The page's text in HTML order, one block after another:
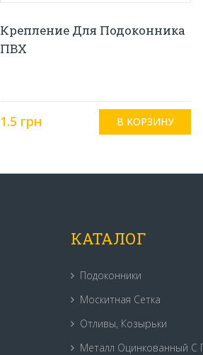
Крепление Для Подоконника
ПВХ
1.5 грн
КАТАЛОГ
Подоконники
Москитная Сетка
Отливы, Козырьки
Металл Оцинкованный